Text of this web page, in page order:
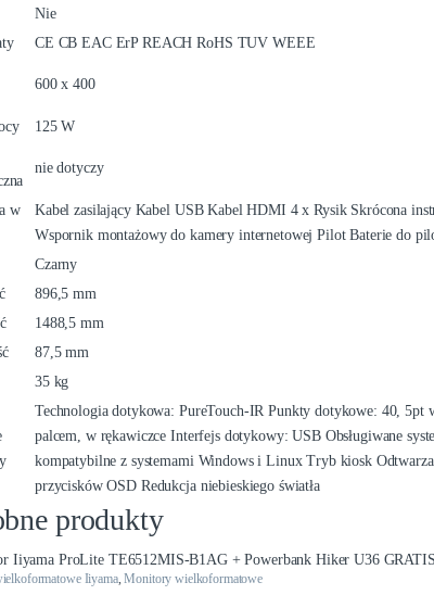
Nie
CE CB EAC ErP REACH RoHS TUV WEEE
600 x 400
125 W
nie dotyczy
w
Kabel zasilający Kabel USB Kabel HDMI 4 x Rysik Skrócona
Wspornik montażowy do kamery internetowej Pilot Baterie do
Czarny
896,5 mm
1488,5 mm
87,5 mm
35 kg
Technologia dotykowa: PureTouch-IR Punkty dotykowe: 40,
palcem, w rękawiczce Interfejs dotykowy: USB Obsługiwane
kompatybilne z systemami Windows i Linux Tryb kiosk
przycisków OSD Redukcja niebieskiego światła
produkty
Iiyama,Monitory wielkoformatowe